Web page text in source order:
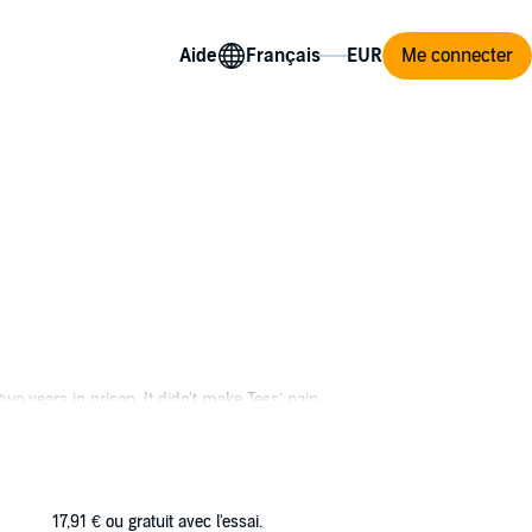
Aide Me connecter
years in prison. It didn't make Tess’ pain
she's been watching Eve for the last
17,91 € ou gratuit avec l'essai.